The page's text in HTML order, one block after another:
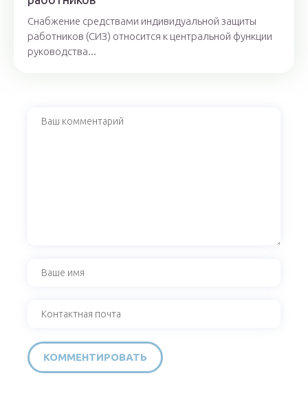
Снабжение средствами индивидуальной защиты
работников (СИЗ) относится к центральной функции
руководства...